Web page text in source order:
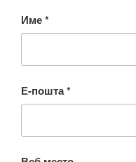
Име*
Е-пошта*